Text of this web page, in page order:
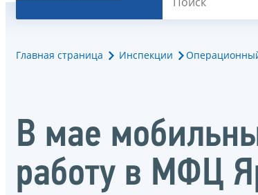
Главная страница Инспекции
В мае
работу в МФЦ